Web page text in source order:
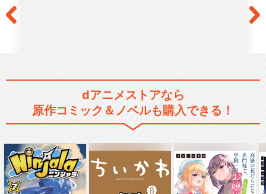
BanG Dream! Ave Mujica
劇場版「BanG Dream! FILM
LI…
dアニメストアなら
原作コミック＆ノベルも購入できる！